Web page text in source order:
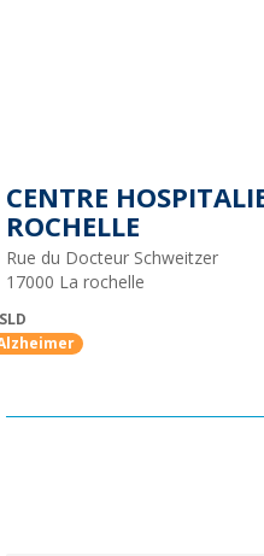
CENTRE
ROCHELLE
Rue du Docteur Schweitzer
17000 La rochelle